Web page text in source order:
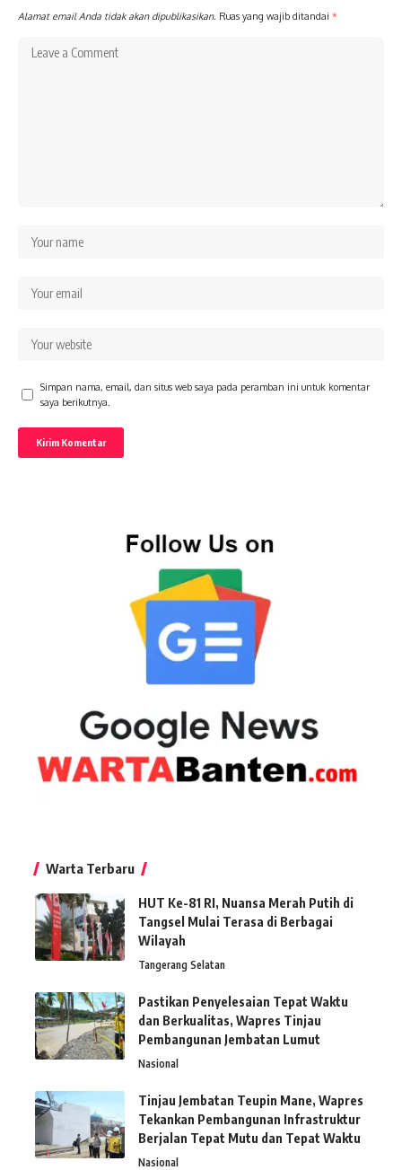
Alamat email Anda tidak akan dipublikasikan. Ruas yang wajib ditandai *
Simpan nama, email, dan situs web saya pada peramban ini untuk komentar
saya berikutnya.
Warta Terbaru
HUT Ke-81 RI, Nuansa Merah Putih di
Tangsel Mulai Terasa di Berbagai
Wilayah
Tangerang Selatan
Pastikan Penyelesaian Tepat Waktu
dan Berkualitas, Wapres Tinjau
Pembangunan Jembatan Lumut
Nasional
Tinjau Jembatan Teupin Mane, Wapres
Tekankan Pembangunan Infrastruktur
Berjalan Tepat Mutu dan Tepat Waktu
Nasional